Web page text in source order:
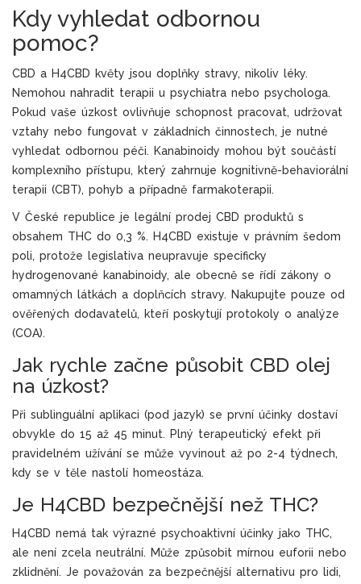
Kdy vyhledat odbornou
pomoc?
CBD a H4CBD květy jsou doplňky stravy, nikoliv léky.
Nemohou nahradit terapii u psychiatra nebo psychologa.
Pokud vaše úzkost ovlivňuje schopnost pracovat, udržovat
vztahy nebo fungovat v základních činnostech, je nutné
vyhledat odbornou péči. Kanabinoidy mohou být součástí
komplexního přístupu, který zahrnuje kognitivně-behaviorální
terapii (CBT), pohyb a případně farmakoterapii.
V České republice je legální prodej CBD produktů s
obsahem THC do 0,3 %. H4CBD existuje v právním šedom
poli, protože legislativa neupravuje specificky
hydrogenované kanabinoidy, ale obecně se řídí zákony o
omamných látkách a doplňcích stravy. Nakupujte pouze od
ověřených dodavatelů, kteří poskytují protokoly o analýze
(COA).
Jak rychle začne působit CBD olej
na úzkost?
Při sublinguální aplikaci (pod jazyk) se první účinky dostaví
obvykle do 15 až 45 minut. Plný terapeutický efekt při
pravidelném užívání se může vyvinout až po 2-4 týdnech,
kdy se v těle nastolí homeostáza.
Je H4CBD bezpečnější než THC?
H4CBD nemá tak výrazné psychoaktivní účinky jako THC,
ale není zcela neutrální. Může způsobit mírnou euforii nebo
zklidnění. Je považován za bezpečnější alternativu pro lidi,